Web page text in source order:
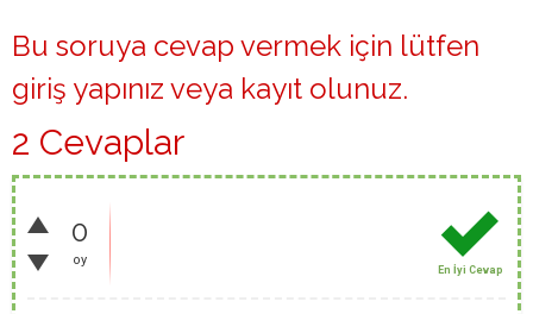
Bu soruya cevap vermek için lütfen
giriş yapınız veya kayıt olunuz.
2 Cevaplar
0
oy
En İyi Cevap